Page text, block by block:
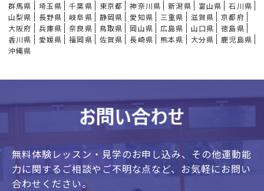
群馬県
埼玉県 千葉県 東京都 神奈川県 新潟県 富山県
石川県
山梨県
長野県 岐阜県 静岡県 愛知県 三重県 滋賀県
京都府
大阪府
兵庫県 奈良県 鳥取県 岡山県 広島県 山口県
徳島県
香川県
愛媛県 福岡県 佐賀県 長崎県 熊本県 大分県
鹿児島県
沖縄県
無料体験レッスン・見学のお申し込み、 その他運動能
力に関するご相談やご不明な点など、 お気軽にお問い
合わせください。